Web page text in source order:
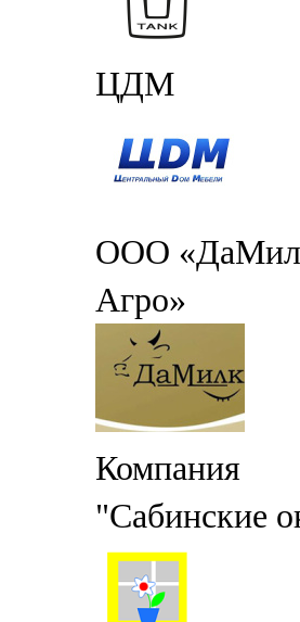
ЦДМ
ООО
Агро»
Компания
"Сабинские